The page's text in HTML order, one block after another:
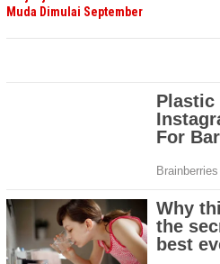
Muda Dimulai September